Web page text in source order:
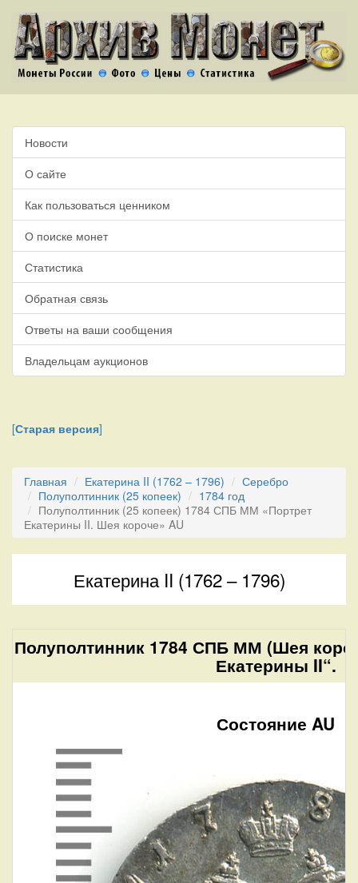
Новости
О сайте
Как пользоваться ценником
О поиске монет
Статистика
Обратная связь
Ответы на ваши сообщения
Владельцам аукционов
[Старая версия]
Главная Екатерина II (1762 – 1796)
Серебро
Полуполтинник (25 копеек)
1784 год
Полуполтинник (25 копеек) 1784 СПБ ММ «Портрет
Екатерины II. Шея короче» AU
Екатерина II (1762 – 1796)
Полуполтинник 1784 СПБ ММ (Шея
Екатерины II“.
Состояние AU